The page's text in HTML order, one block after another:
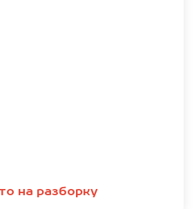
на разборку